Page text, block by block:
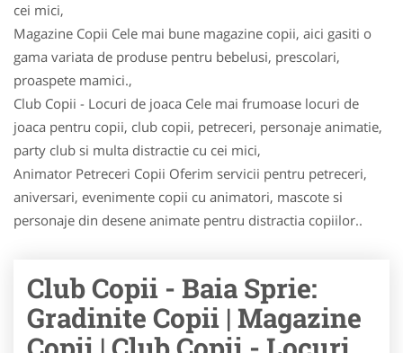
cei mici,
Magazine Copii Cele mai bune magazine copii, aici gasiti o
gama variata de produse pentru bebelusi, prescolari,
proaspete mamici.,
Club Copii - Locuri de joaca Cele mai frumoase locuri de
joaca pentru copii, club copii, petreceri, personaje animatie,
party club si multa distractie cu cei mici,
Animator Petreceri Copii Oferim servicii pentru petreceri,
aniversari, evenimente copii cu animatori, mascote si
personaje din desene animate pentru distractia copiilor..
Club Copii - Baia Sprie:
Gradinite Copii | Magazine